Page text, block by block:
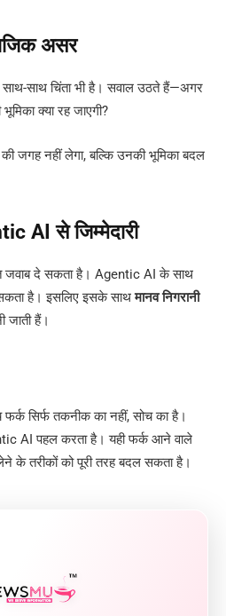
असर
साथ चिंता भी है। सवाल उठते हैं—अगर
क्या रह जाएगी?
की जगह नहीं लेगा, बल्कि उनकी भूमिका बदल
AI से जिम्मेदारी
जवाब दे सकता है। Agentic AI के साथ
है। इसलिए इसके साथमानव निगरानी
जाती हैं।
सिर्फ तकनीक का नहीं, सोच का है।
AI पहल करता है। यही फर्क आने वाले
के तरीकों को पूरी तरह बदल सकता है।